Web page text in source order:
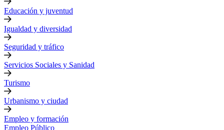
Educación y juventud
Igualdad y diversidad
Seguridad y tráfico
Servicios Sociales y Sanidad
Turismo
Urbanismo y ciudad
Empleo y formación
Empleo Público